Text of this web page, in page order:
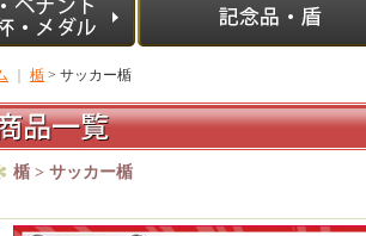
楯 > サッカー楯
楯 > サッカー楯